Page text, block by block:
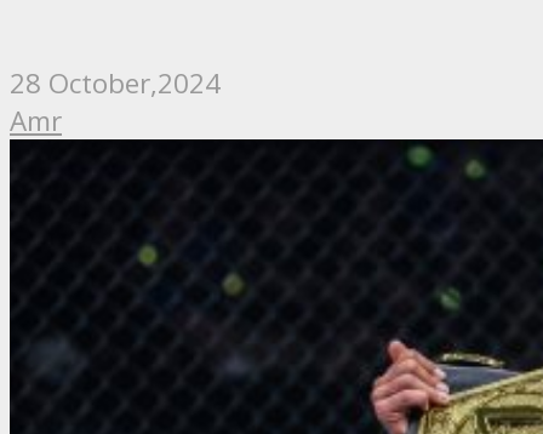
28 October,2024
Amr